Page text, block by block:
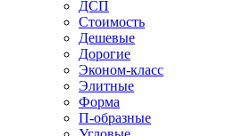
ДСП
Стоимость
Дешевые
Дорогие
Эконом-класс
Элитные
Форма
П-образные